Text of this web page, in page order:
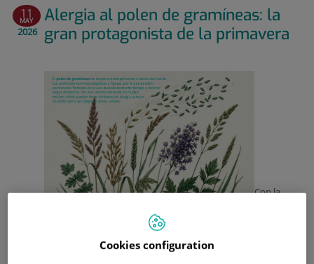
11
MAY
2026
Alergia al polen de gramíneas: la
gran protagonista de la primavera
Con la
Cookies configuration